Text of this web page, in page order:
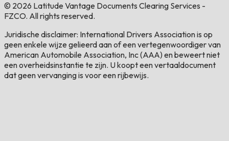
© 2026 Latitude Vantage Documents Clearing Services -
FZCO. All rights reserved.
Juridische disclaimer: International Drivers Association is op
geen enkele wijze gelieerd aan of een vertegenwoordiger van
American Automobile Association, Inc (AAA) en beweert niet
een overheidsinstantie te zijn. U koopt een vertaaldocument
dat geen vervanging is voor een rijbewijs.